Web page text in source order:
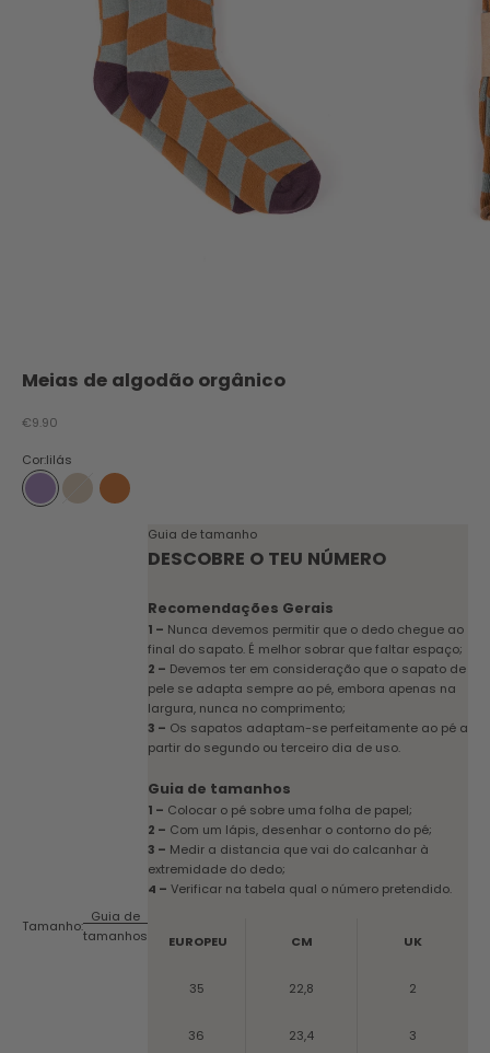
Meias de algodão orgânico
Preço promocional
€9.90
Cor:lilás
lilás bege laranja
Tamanho:
Guia de
tamanhos
Guia de tamanho
DESCOBRE O TEU NÚMERO
Recomendações Gerais
1 – Nunca devemos permitir que o dedo chegue ao
final do sapato. É melhor sobrar que faltar espaço;
2 – Devemos ter em consideração que o sapato de
pele se adapta sempre ao pé, embora apenas na
largura, nunca no comprimento;
3 – Os sapatos adaptam-se perfeitamente ao pé a
partir do segundo ou terceiro dia de uso.
Guia de tamanhos
1 – Colocar o pé sobre uma folha de papel;
2 – Com um lápis, desenhar o contorno do pé;
3 – Medir a distancia que vai do calcanhar à
extremidade do dedo;
4 – Verificar na tabela qual o número pretendido.
EUROPEU CM UK
35 22,8 2
36 23,4 3